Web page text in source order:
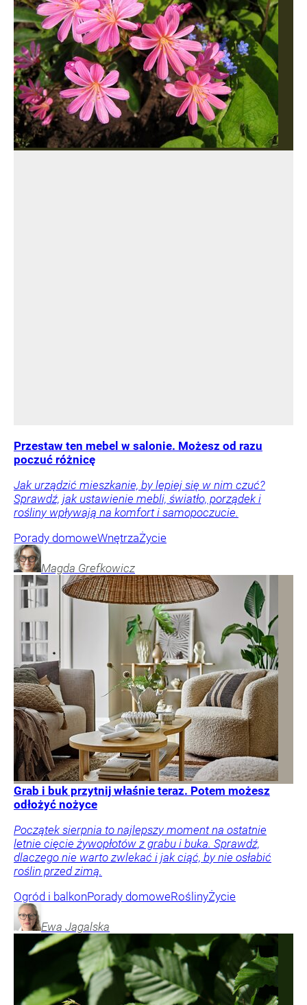
Przestaw ten mebel w salonie. Możesz od razu
poczuć różnicę
Jak urządzić mieszkanie, by lepiej się w nim czuć?
Sprawdź, jak ustawienie mebli, światło, porządek i
rośliny wpływają na komfort i samopoczucie.
Porady domoweWnętrzaŻycie
Magda Grefkowicz
Grab i buk przytnij właśnie teraz. Potem możesz
odłożyć nożyce
Początek sierpnia to najlepszy moment na ostatnie
letnie cięcie żywopłotów z grabu i buka. Sprawdź,
dlaczego nie warto zwlekać i jak ciąć, by nie osłabić
roślin przed zimą.
Ogród i balkonPorady domoweRoślinyŻycie
Ewa Jagalska